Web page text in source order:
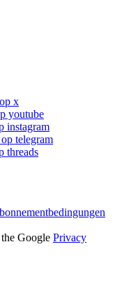
x
youtube
instagram
telegram
threads
Google Privacy